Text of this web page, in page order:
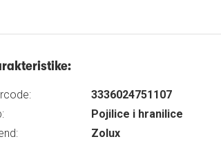
3336024751107
Pojilice i hranilice
Zolux